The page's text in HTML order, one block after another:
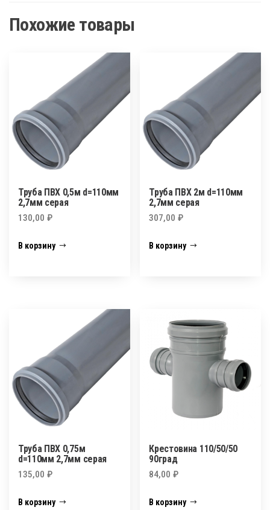
Похожие товары
Труба ПВХ 0,5м d=110мм
2,7мм серая
130,00 ₽
В корзину
Труба ПВХ 2м d=110мм
2,7мм серая
307,00₽
В корзину
Труба ПВХ 0,75м
d=110мм 2,7мм серая
135,00 ₽
В корзину
Крестовина 110/50/50
90град
84,00₽
В корзину